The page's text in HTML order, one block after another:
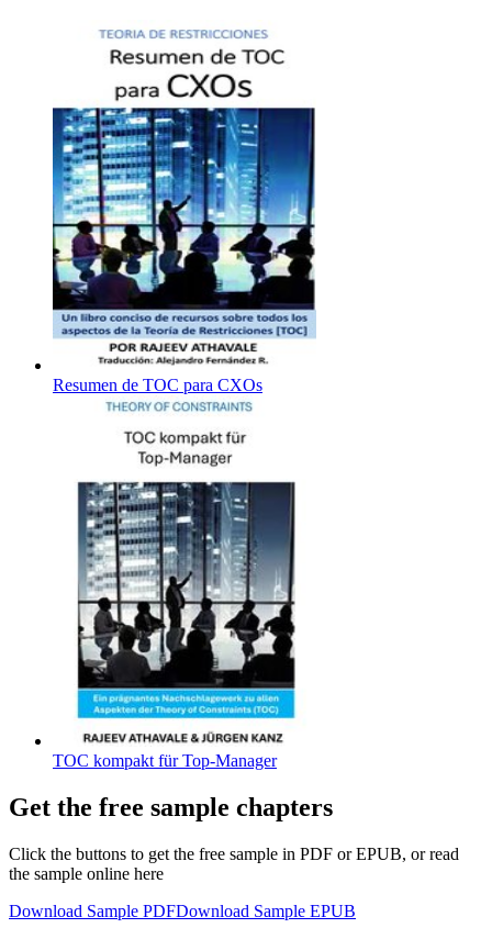
Resumen de TOC para CXOs
TOC kompakt für Top-Manager
Get the free sample chapters
Click the buttons to get the free sample in PDF or EPUB, or read
the sample online here
Download Sample PDFDownload Sample EPUB